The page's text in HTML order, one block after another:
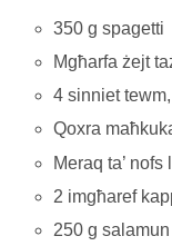
350 g spagetti
Mgħarfa żejt
4 sinniet
Qoxra
Meraq ta’ nofs
2 imgħaref
250 g salamun